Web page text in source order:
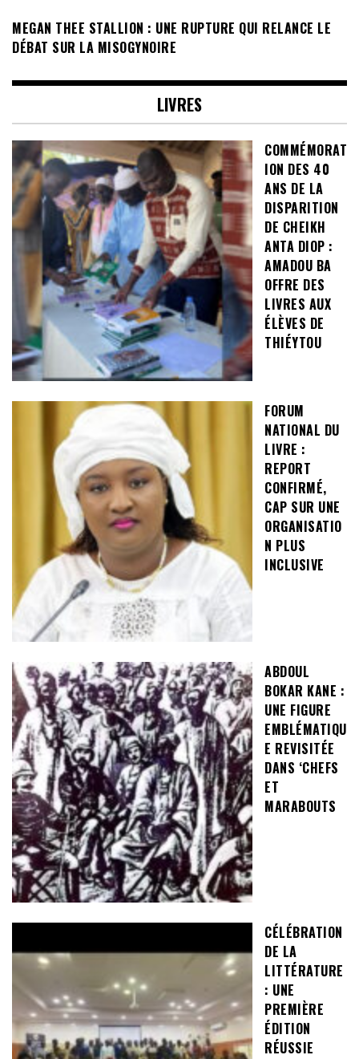
MEGAN THEE STALLION : UNE RUPTURE QUI RELANCE LE
DÉBAT SUR LA MISOGYNOIRE
LIVRES
COMMÉMORAT
ION DES 40
ANS DE LA
DISPARITION
DE CHEIKH
ANTA DIOP :
AMADOU BA
OFFRE DES
LIVRES AUX
ÉLÈVES DE
THIÉYTOU
FORUM
NATIONAL DU
LIVRE :
REPORT
CONFIRMÉ,
CAP SUR UNE
ORGANISATIO
N PLUS
INCLUSIVE
ABDOUL
BOKAR KANE :
UNE FIGURE
EMBLÉMATIQU
E REVISITÉE
DANS ‘CHEFS
ET
MARABOUTS
CÉLÉBRATION
DE LA
LITTÉRATURE
: UNE
PREMIÈRE
ÉDITION
RÉUSSIE